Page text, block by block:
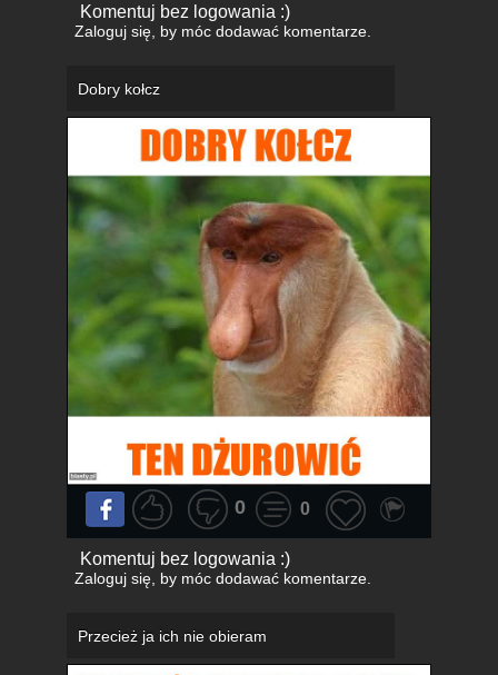
Komentuj bez logowania :)
Zaloguj się, by móc dodawać komentarze.
Dobry kołcz
0 0
Komentuj bez logowania :)
Zaloguj się, by móc dodawać komentarze.
Przecież ja ich nie obieram